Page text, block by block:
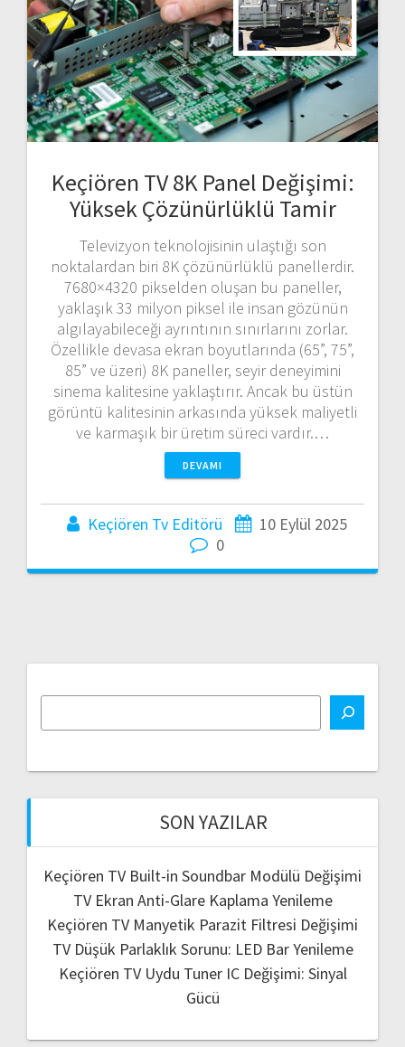
Keçiören TV 8K Panel Değişimi:
Yüksek Çözünürlüklü Tamir
Televizyon teknolojisinin ulaştığı son
noktalardan biri 8K çözünürlüklü panellerdir.
7680×4320 pikselden oluşan bu paneller,
yaklaşık 33 milyon piksel ile insan gözünün
algılayabileceği ayrıntının sınırlarını zorlar.
Özellikle devasa ekran boyutlarında (65”, 75”,
85” ve üzeri) 8K paneller, seyir deneyimini
sinema kalitesine yaklaştırır. Ancak bu üstün
görüntü kalitesinin arkasında yüksek maliyetli
ve karmaşık bir üretim süreci vardır.…
DEVAMI
Keçiören Tv Editörü
10 Eylül 2025
0
SON YAZILAR
Keçiören TV Built-in Soundbar Modülü Değişimi
TV Ekran Anti-Glare Kaplama Yenileme
Keçiören TV Manyetik Parazit Filtresi Değişimi
TV Düşük Parlaklık Sorunu: LED Bar Yenileme
Keçiören TV Uydu Tuner IC Değişimi: Sinyal
Gücü